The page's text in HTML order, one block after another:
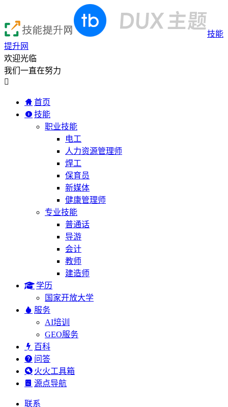
技能
提升网
欢迎光临
我们一直在努力

首页
技能
职业技能
电工
人力资源管理师
焊工
保育员
新媒体
健康管理师
专业技能
普通话
导游
会计
教师
建造师
学历
国家开放大学
服务
AI培训
GEO服务
百科
问答
火火工具箱
源点导航
联系